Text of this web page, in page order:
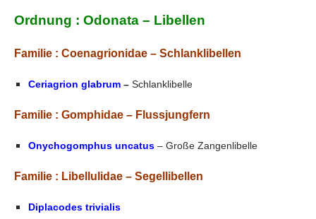
Ordnung : Odonata – Libellen
Familie : Coenagrionidae – Schlanklibellen
Ceriagrion glabrum – Schlanklibelle
Familie : Gomphidae – Flussjungfern
Onychogomphus uncatus – Große Zangenlibelle
Familie : Libellulidae – Segellibellen
Diplacodes trivialis